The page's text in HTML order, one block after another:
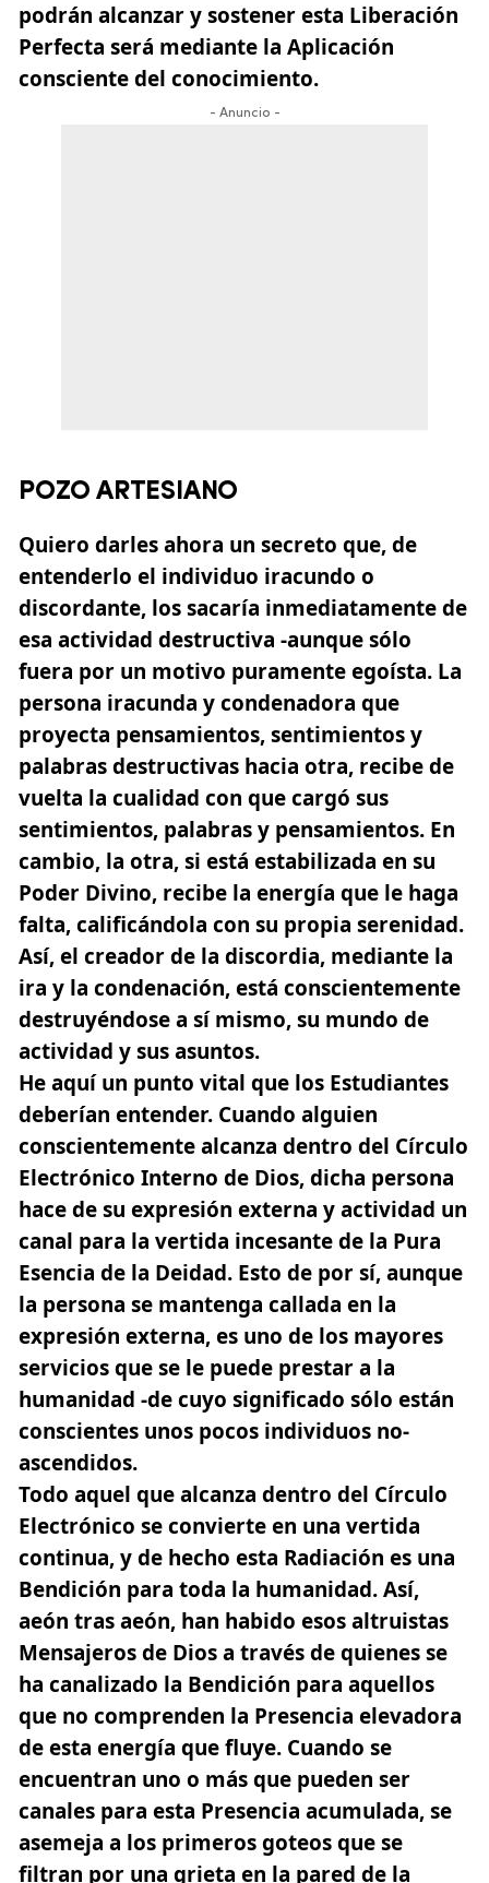
podrán alcanzar y sostener esta Liberación
Perfecta será mediante la Aplicación
consciente del conocimiento.
- Anuncio -
POZO ARTESIANO
Quiero darles ahora un secreto que, de
entenderlo el individuo iracundo o
discordante, los sacaría inmediatamente de
esa actividad destructiva -aunque sólo
fuera por un motivo puramente egoísta. La
persona iracunda y condenadora que
proyecta pensamientos, sentimientos y
palabras destructivas hacia otra, recibe de
vuelta la cualidad con que cargó sus
sentimientos, palabras y pensamientos. En
cambio, la otra, si está estabilizada en su
Poder Divino, recibe la energía que le haga
falta, calificándola con su propia serenidad.
Así, el creador de la discordia, mediante la
ira y la condenación, está conscientemente
destruyéndose a sí mismo, su mundo de
actividad y sus asuntos.
He aquí un punto vital que los Estudiantes
deberían entender. Cuando alguien
conscientemente alcanza dentro del Círculo
Electrónico Interno de Dios, dicha persona
hace de su expresión externa y actividad un
canal para la vertida incesante de la Pura
Esencia de la Deidad. Esto de por sí, aunque
la persona se mantenga callada en la
expresión externa, es uno de los mayores
servicios que se le puede prestar a la
humanidad -de cuyo significado sólo están
conscientes unos pocos individuos no-
ascendidos.
Todo aquel que alcanza dentro del Círculo
Electrónico se convierte en una vertida
continua, y de hecho esta Radiación es una
Bendición para toda la humanidad. Así,
aeón tras aeón, han habido esos altruistas
Mensajeros de Dios a través de quienes se
ha canalizado la Bendición para aquellos
que no comprenden la Presencia elevadora
de esta energía que fluye. Cuando se
encuentran uno o más que pueden ser
canales para esta Presencia acumulada, se
asemeja a los primeros goteos que se
filtran por una grieta en la pared de la